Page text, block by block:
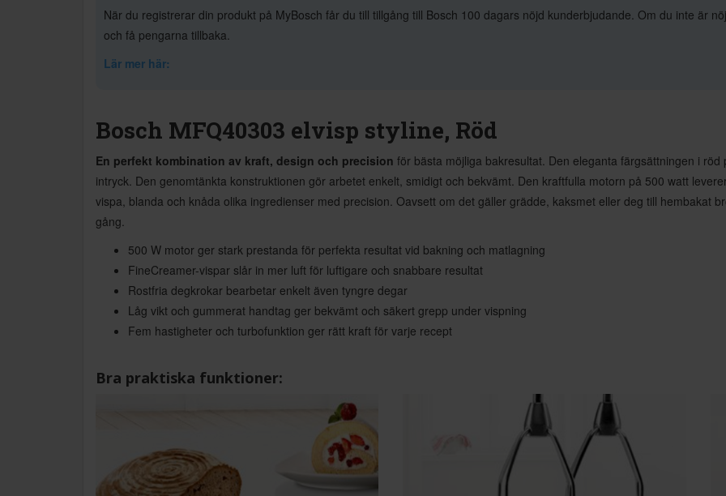
När du registrerar din produkt på MyBosch får du till tillgång till Bosch 100 dagars nöjd kunderbjudande. Om du inte är
och få pengarna tillbaka.
Lär mer här:
Bosch MFQ40303 elvisp styline, Röd
En perfekt kombination av kraft, design och precision för bästa möjliga bakresultat. Den eleganta färgsättningen i
intryck. Den genomtänkta konstruktionen gör arbetet enkelt, smidigt och bekvämt. Den kraftfulla motorn på 500 watt
vispa, blanda och knåda olika ingredienser med precision. Oavsett om det gäller grädde, kaksmet eller deg till hembakat
gång.
500 W motor ger stark prestanda för perfekta resultat vid bakning och matlagning
FineCreamer-vispar slår in mer luft för luftigare och snabbare resultat
Rostfria degkrokar bearbetar enkelt även tyngre degar
Låg vikt och gummerat handtag ger bekvämt och säkert grepp under vispning
Fem hastigheter och turbofunktion ger rätt kraft för varje recept
Bra praktiska funktioner: